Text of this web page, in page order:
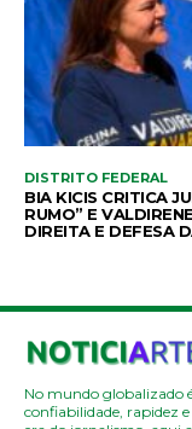
DISTRITO FEDERAL
BIA KICIS CRITICA
RUMO” E
DIREITA E DEFESA
No mundo globalizado
confiabilidade, rapidez